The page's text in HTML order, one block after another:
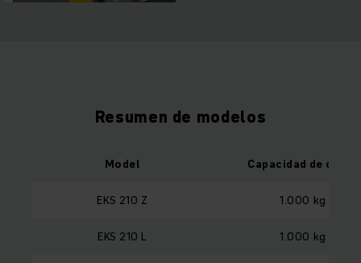
Resumen de modelos
Model Capacidad de carga
EKS 210 Z 1.000 kg
EKS 210 L 1.000 kg